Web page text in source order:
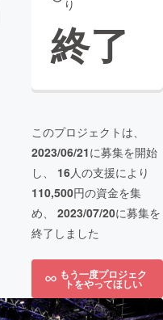
り
終了
このプロジェクトは、
2023/06/21に募集を開始
し、 16人の支援により
110,500円の資金を集
め、 2023/07/20に募集を
終了しました
もう一度プロジェク
トをやってほしい